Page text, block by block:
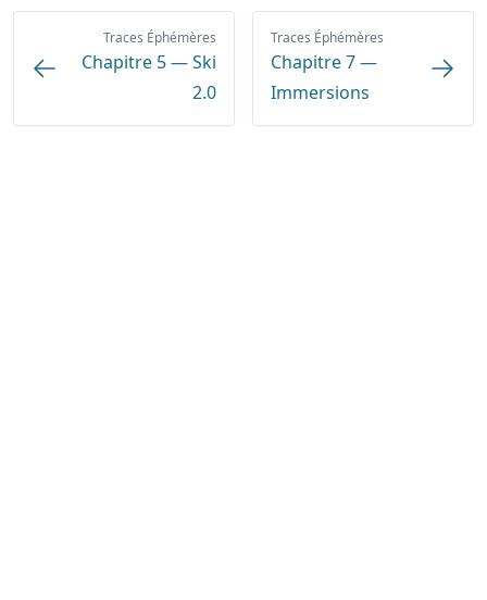
Traces Éphémères
Chapitre 5 — Ski
2.0
Traces Éphémères
Chapitre 7 —
Immersions